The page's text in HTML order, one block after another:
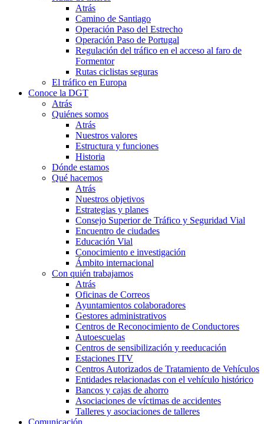
Atrás
Camino de Santiago
Operación Paso del Estrecho
Operación Paso de Portugal
Regulación del tráfico en el acceso al faro de
Formentor
Rutas ciclistas seguras
El tráfico en Europa
Conoce la DGT
Atrás
Quiénes somos
Atrás
Nuestros valores
Estructura y funciones
Historia
Dónde estamos
Qué hacemos
Atrás
Nuestros objetivos
Estrategias y planes
Consejo Superior de Tráfico y Seguridad Vial
Encuentro de ciudades
Educación Vial
Conocimiento e investigación
Ámbito internacional
Con quién trabajamos
Atrás
Oficinas de Correos
Ayuntamientos colaboradores
Gestores administrativos
Centros de Reconocimiento de Conductores
Autoescuelas
Centros de sensibilización y reeducación
Estaciones ITV
Centros Autorizados de Tratamiento de Vehículos
Entidades relacionadas con el vehículo histórico
Bancos y cajas de ahorro
Asociaciones de víctimas de accidentes
Talleres y asociaciones de talleres